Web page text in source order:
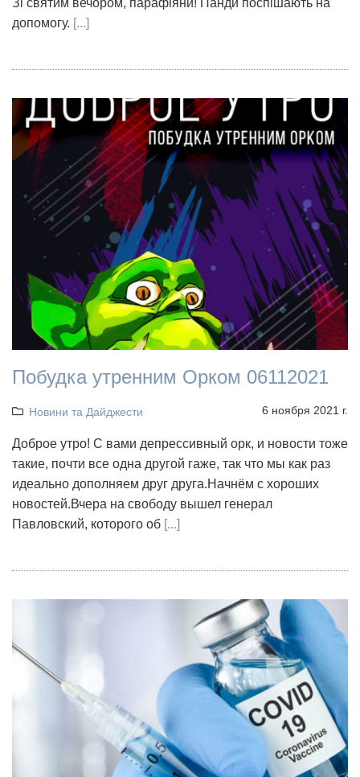
допомогу. [...]
Побудка утренним Орком 06112021
Новини та Дайджести 6 ноября 2021 г.
Доброе утро! С вами депрессивный орк, и новости тоже
такие, почти все одна другой гаже, так что мы как раз
идеально дополняем друг друга.Начнём с хороших
новостей.Вчера на свободу вышел генерал
Павловский, которого об [...]